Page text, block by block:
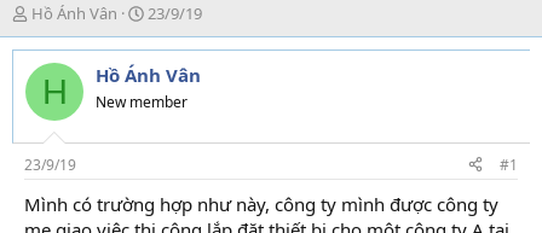
T
h
r
e
d
s
t
a
r
Hồ Ánh Vân
N
g
à
y
g
i
23/9/19
H Hồ Ánh Vân
New member
23/9/19 #1
Mình có trường hợp như này, công ty mình được công ty